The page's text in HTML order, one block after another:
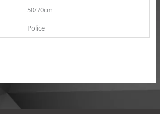
50/70cm
Police